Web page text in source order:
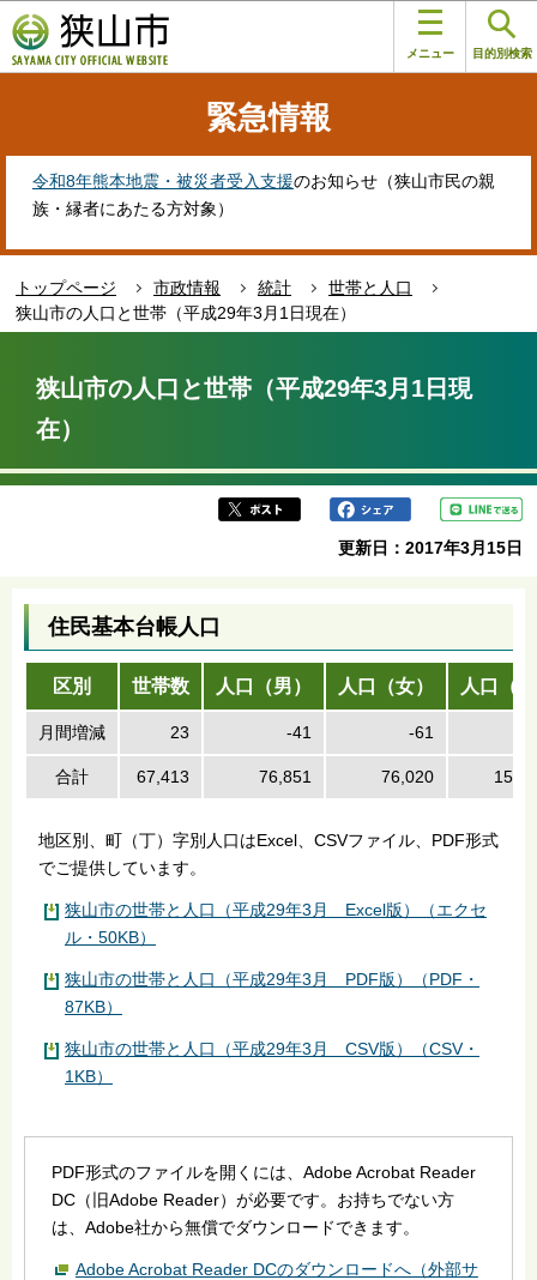
の
ペ
す
メニュー 目的別検索
緊急情報
令和8年熊本地震・被災者受入支援のお知らせ（狭山市民の親
族・縁者にあたる方対象）
トップページ 市政情報 統計
世帯と人口
狭山市の人口と世帯（平成29年3月1日現在）
ら
狭山市の人口と世帯（平成29年3月1日現
在）
更新日：2017年3月15日
住民基本台帳人口
区別 世帯数 人口（男） 人口（女） 人口（
月間増減 23 -41 -61
合計 67,413 76,851 76,020
地区別、町（丁）字別人口はExcel、CSVファイル、PDF形式
でご提供しています。
狭山市の世帯と人口（平成29年3月 Excel版）（エクセ
ル・50KB）
狭山市の世帯と人口（平成29年3月 PDF版）（PDF・
87KB）
狭山市の世帯と人口（平成29年3月 CSV版）（CSV・
1KB）
PDF形式のファイルを開くには、Adobe Acrobat Reader
DC（旧Adobe Reader）が必要です。お持ちでない方
は、Adobe社から無償でダウンロードできます。
Adobe Acrobat Reader DCのダウンロードへ（外部サ